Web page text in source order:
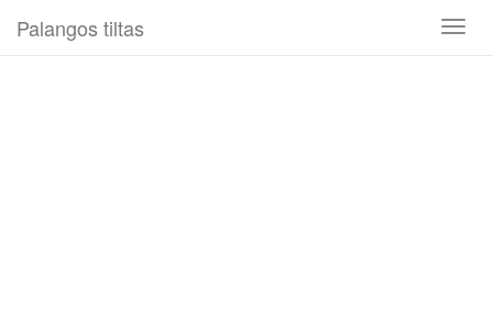
Toggle
Palangos tiltas